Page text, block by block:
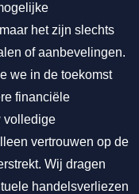
het zijn slechts
of aanbevelingen.
we in de toekomst
financiële
volledige
vertrouwen op de
Wij dragen
handelsverliezen